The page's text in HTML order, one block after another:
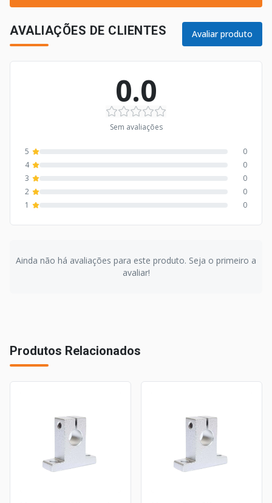
AVALIAÇÕES DE CLIENTES Avaliar produto
0.0
Sem avaliações
5
0
4
0
3
0
2
0
1
0
Ainda não há avaliações para este produto. Seja o primeiro a
avaliar!
Produtos Relacionados